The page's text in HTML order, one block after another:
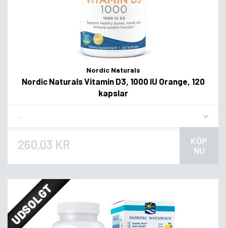
Nordic Naturals
Nordic Naturals Vitamin D3, 1000 IU Orange, 120
kapslar
260,03 KR
KÖP
NU
UDSOLGT